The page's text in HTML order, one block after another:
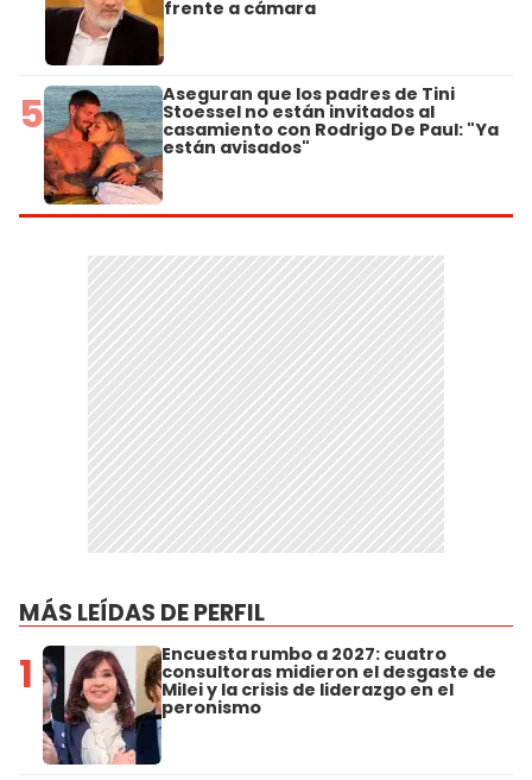
frente a cámara
5 Aseguran que los padres de Tini
Stoessel no están invitados al
casamiento con Rodrigo De Paul: "Ya
están avisados"
MÁS LEÍDAS DE PERFIL
1 Encuesta rumbo a 2027: cuatro
consultoras midieron el desgaste de
Milei y la crisis de liderazgo en el
peronismo